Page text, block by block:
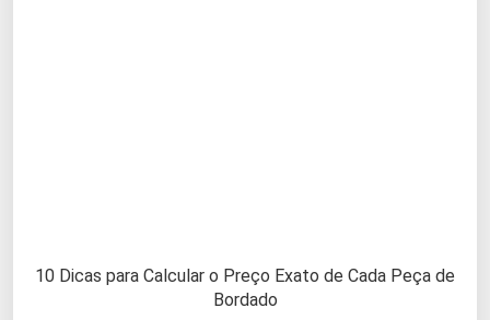
10 Dicas para Calcular o Preço Exato de Cada Peça de
Bordado